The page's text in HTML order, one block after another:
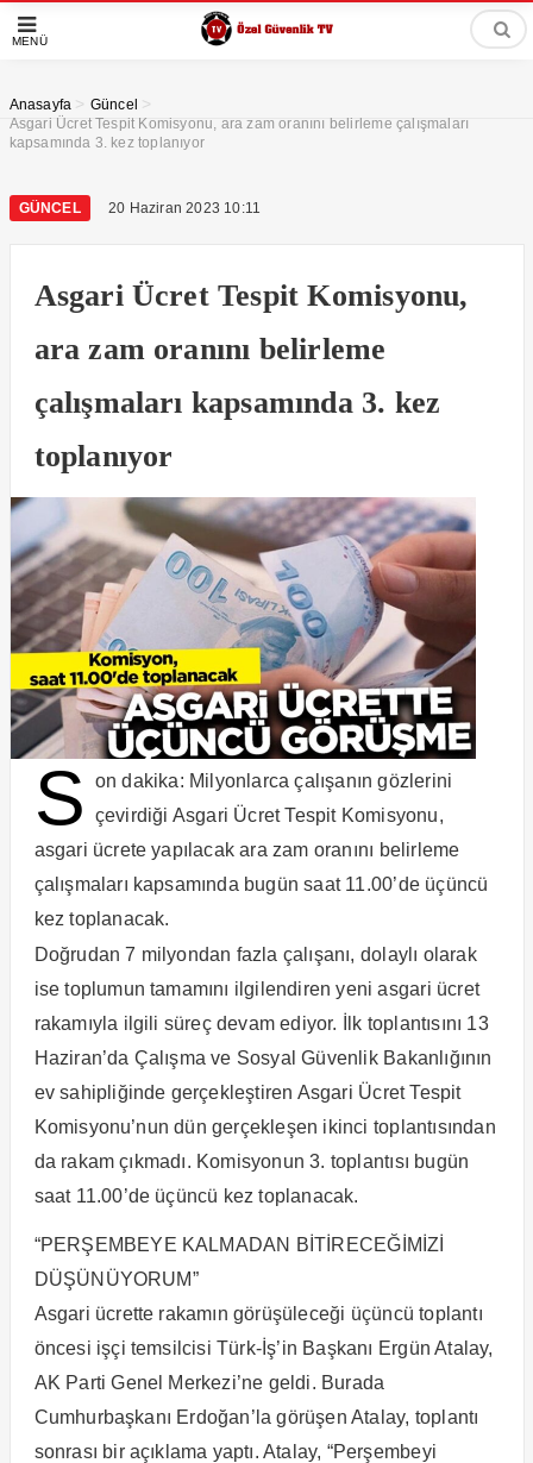
MENÜ
Anasayfa > Güncel >
Asgari Ücret Tespit Komisyonu, ara zam oranını belirleme çalışmaları
kapsamında 3. kez toplanıyor
GÜNCEL 20 Haziran 2023 10:11
Asgari Ücret Tespit Komisyonu,
ara zam oranını belirleme
çalışmaları kapsamında 3. kez
toplanıyor
S
on dakika: Milyonlarca çalışanın gözlerini
çevirdiği Asgari Ücret Tespit Komisyonu,
asgari ücrete yapılacak ara zam oranını belirleme
çalışmaları kapsamında bugün saat 11.00’de üçüncü
kez toplanacak.
Doğrudan 7 milyondan fazla çalışanı, dolaylı olarak
ise toplumun tamamını ilgilendiren yeni asgari ücret
rakamıyla ilgili süreç devam ediyor. İlk toplantısını 13
Haziran’da Çalışma ve Sosyal Güvenlik Bakanlığının
ev sahipliğinde gerçekleştiren Asgari Ücret Tespit
Komisyonu’nun dün gerçekleşen ikinci toplantısından
da rakam çıkmadı. Komisyonun 3. toplantısı bugün
saat 11.00’de üçüncü kez toplanacak.
“PERŞEMBEYE KALMADAN BİTİRECEĞİMİZİ
DÜŞÜNÜYORUM”
Asgari ücrette rakamın görüşüleceği üçüncü toplantı
öncesi işçi temsilcisi Türk-İş’in Başkanı Ergün Atalay,
AK Parti Genel Merkezi’ne geldi. Burada
Cumhurbaşkanı Erdoğan’la görüşen Atalay, toplantı
sonrası bir açıklama yaptı. Atalay, “Perşembeyi